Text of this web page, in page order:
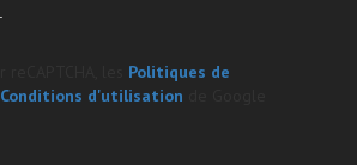
Politiques de
Conditions d'utilisation